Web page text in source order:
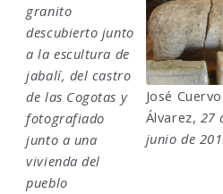
granito
descubierto junto
a la escultura de
jabalí, del castro
de las Cogotas y
fotografiado
junto a una
vivienda del
pueblo
José Cuervo
Álvarez, 27
junio de